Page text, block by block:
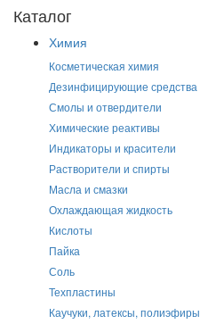
Каталог
Химия
Косметическая химия
Дезинфицирующие средства
Смолы и отвердители
Химические реактивы
Индикаторы и красители
Растворители и спирты
Масла и смазки
Охлаждающая жидкость
Кислоты
Пайка
Соль
Техпластины
Каучуки, латексы, полиэфиры